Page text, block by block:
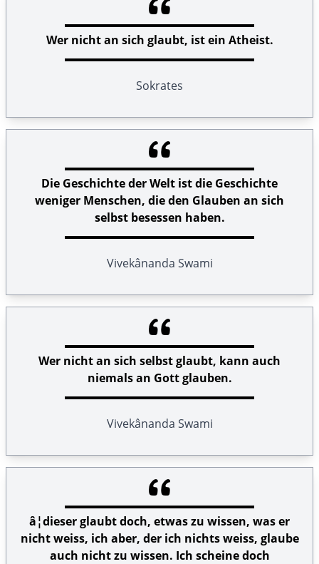
Wer nicht an sich glaubt, ist ein Atheist.
Sokrates
Die Geschichte der Welt ist die Geschichte
weniger Menschen, die den Glauben an sich
selbst besessen haben.
Vivekânanda Swami
Wer nicht an sich selbst glaubt, kann auch
niemals an Gott glauben.
Vivekânanda Swami
â¦dieser glaubt doch, etwas zu wissen, was er
nicht weiss, ich aber, der ich nichts weiss, glaube
auch nicht zu wissen. Ich scheine doch